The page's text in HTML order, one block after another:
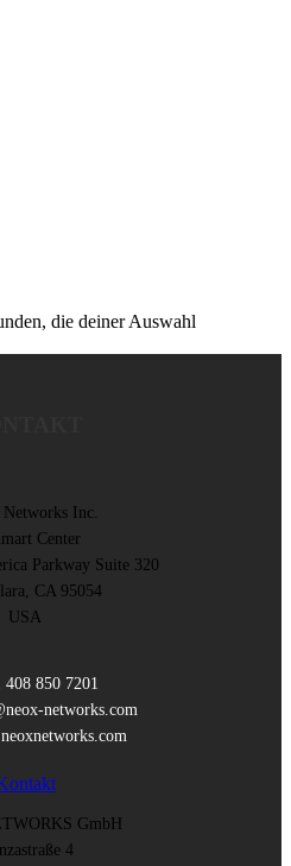
die deiner Auswahl
Inc.
Center
Parkway Suite 320
CA 95054
USA
408 850 7201
networks.com
GmbH
4